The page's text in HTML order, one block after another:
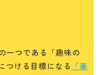
一つである「趣味の
つける目標になる 「楽